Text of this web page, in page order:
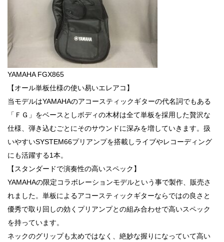
YAMAHA FGX865
【オール単板仕様の使い易いエレアコ】
当モデルはYAMAHAのアコースティックギターの代名詞でもある
「ＦＧ」をベースとしボディの木材は全て単板を採用した贅沢な
仕様、弾き込むごとにそのサウンドに深みを増していきます。扱
いやすいSYSTEM66プリアンプを搭載しライブやレコーディング
にも活躍する1本。
【スタンダードで演奏性の高いスペック】
YAMAHAの限定コラボレーションモデルという事で製作、販売さ
れました。単板によるアコースティックギターならではの良さと
優秀で取り回しの効くプリアンプとの組み合わせで高いスペック
を持っています。
ネックのグリップも太めではなく、絶妙な握りになっていて高い